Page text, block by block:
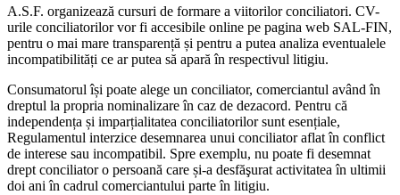
A.S.F. organizează cursuri de formare a viitorilor conciliatori. CV-
urile conciliatorilor vor fi accesibile online pe pagina web SAL-FIN,
pentru o mai mare transparență și pentru a putea analiza eventualele
incompatibilități ce ar putea să apară în respectivul litigiu.
Consumatorul își poate alege un conciliator, comerciantul având în
dreptul la propria nominalizare în caz de dezacord. Pentru că
independența și imparțialitatea conciliatorilor sunt esențiale,
Regulamentul interzice desemnarea unui conciliator aflat în conflict
de interese sau incompatibil. Spre exemplu, nu poate fi desemnat
drept conciliator o persoană care și-a desfăşurat activitatea în ultimii
doi ani în cadrul comerciantului parte în litigiu.